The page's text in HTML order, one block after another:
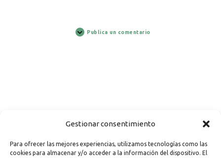
Gestionar consentimiento
Para ofrecer las mejores experiencias, utilizamos tecnologías como las
cookies para almacenar y/o acceder a la información del dispositivo. El
Publica un comentario